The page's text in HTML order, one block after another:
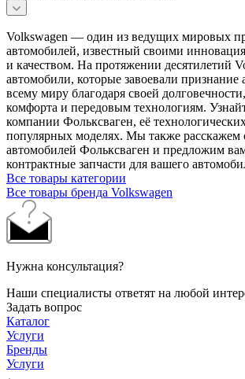
Volkswagen — один из ведущих мировых
автомобилей, известный своими
и качеством. На протяжении десятилетий
автомобили, которые завоевали признание
всему миру благодаря своей
комфорта и передовым технологиям.
компании Фольксваген, её
популярных моделях. Мы также расскажем
автомобилей Фольксваген и предложим
контрактные запчасти для вашего
Все товары категории
Все товары бренда Volkswagen
Нужна консультация?
Наши специалисты ответят на любой
Задать вопрос
Каталог
Услуги
Бренды
Услуги